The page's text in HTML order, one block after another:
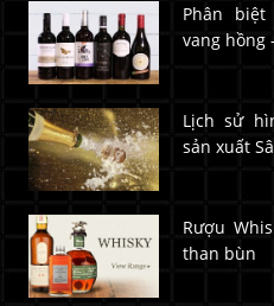
Phân
vang hồng
Lịch sử
sản xuất
Rượu
than bùn